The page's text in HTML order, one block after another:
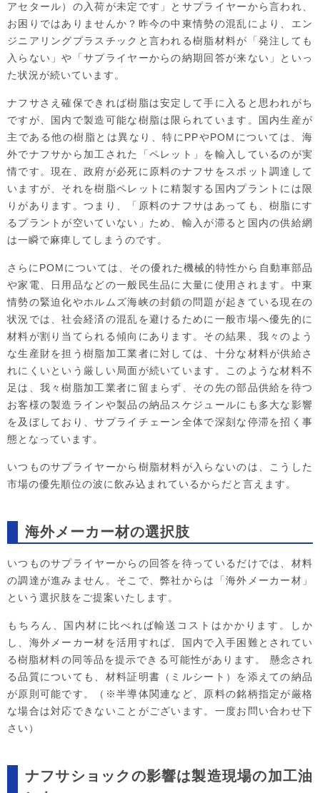
アセタール）の入荷が未定です」とサプライヤーから言われ、
お困りではありませんか？昨今の中東情勢の混乱により、エン
ジニアリングプラスチックと言われる樹脂材料が「発注しても
入らない」や「サプライヤーからの納期回答が来ない」といっ
た状況が続いています。
ナフサさえ確保できれば樹脂は安定して手に入ると思われがち
ですが、国内で製造可能な樹脂は限られています。国内生産が
主である他の樹脂とは異なり、特にPPやPOMについては、海
外でナフサから加工された「ペレット」を輸入しているのが実
情です。現在、政府が必死に原料のナフサをスポット調達して
いますが、それを樹脂ペレットに精製する国内プラントには限
りがあります。つまり、「原料のナフサはあっても、樹脂にす
るプラントが空いていない」ため、輸入が滞ると国内の供給網
は一瞬で麻痺してしまうのです。
さらにPOMについては、その優れた機械的特性から自動車部品
や家電、日用品などの一般民生品に大量に使用されます。中東
情勢の緊迫化やホルムズ海峡の封鎖の問題が起きている現在の
状況では、社会経済の混乱を避けるために一般市場へ優先的に
材料が割り当てられる傾向にあります。その結果、我々のよう
な生産財を担う樹脂加工業者に対しては、十分な材料が供給さ
れにくいという厳しい局面が続いています。このような材料不
足は、我々樹脂加工業者に留まらず、その先の部品供給を待つ
お客様の製造ラインや製品の納品スケジュールにも多大な影響
を及ぼしており、サプライチェーン全体で深刻な停滞を招く事
態となっています。
いつものサプライヤーから樹脂材料が入らないのは、こうした
市場の優先順位の波に飲み込まれているからだと言えます。
海外メーカー材の選択肢
いつものサプライヤーからの回答を待っているだけでは、材料
の調達が進みません。そこで、弊社からは「海外メーカー材」
という選択肢をご提案いたします。
もちろん、国内材に比べれば輸送コストはかかります。しか
し、海外メーカー材を活用すれば、国内で入手困難とされてい
る樹脂材料の同等品を提示できる可能性があります。 懸念され
る品質についても、材料証明書（ミルシート）を添えての納品
が原則可能です。（※半導体関連など、原料の銘柄指定が厳格
な場合は対応できないことがございます。一度お問い合わせ下
さい）
ナフサショックの影響は製造現場の加工油